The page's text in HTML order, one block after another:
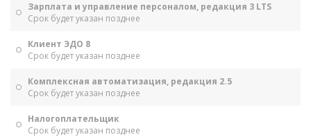
Зарплата и управление персоналом, редакция 3 LTS
Срок будет указан позднее
Клиент ЭДО 8
Срок будет указан позднее
Комплексная автоматизация, редакция 2.5
Срок будет указан позднее
Налогоплательщик
Срок будет указан позднее